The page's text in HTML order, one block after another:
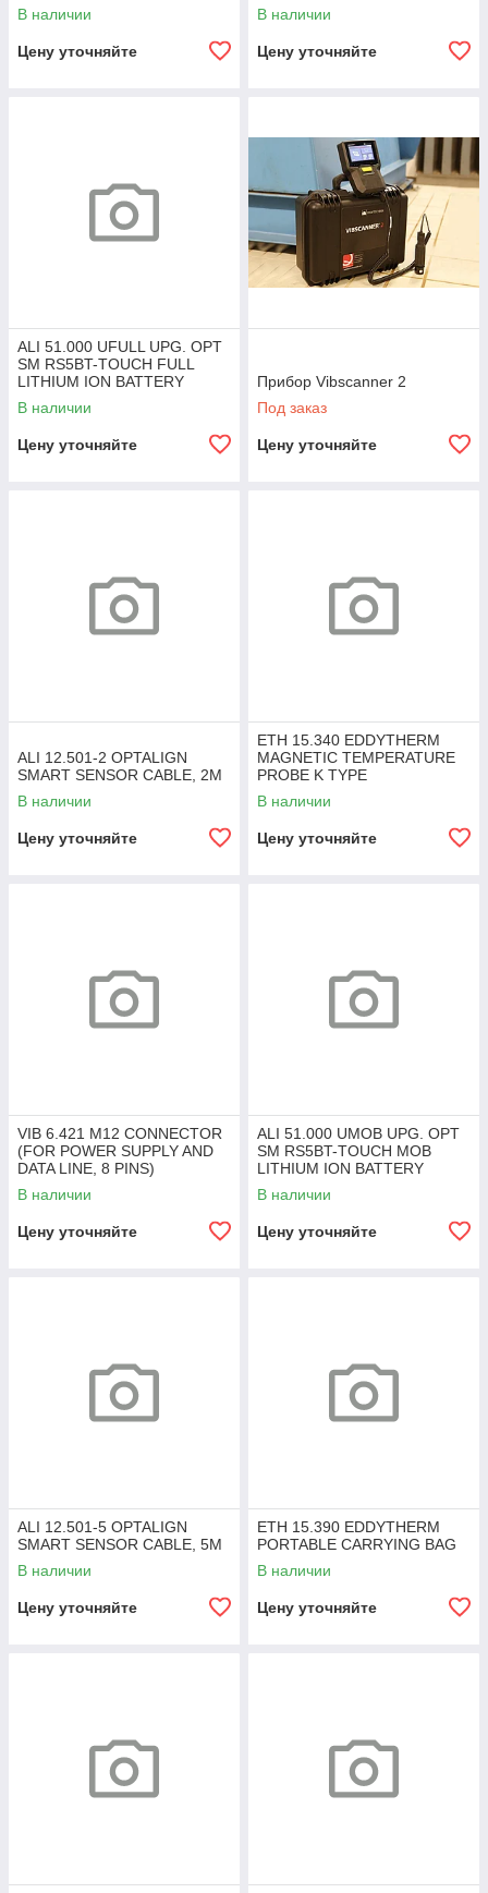
В наличии
Цену уточняйте
В наличии
Цену уточняйте
ALI 51.000 UFULL UPG. OPT
SM RS5BT-TOUCH FULL
LITHIUM ION BATTERY
<100WH INCL
В наличии
Цену уточняйте
Прибор Vibscanner 2
Под заказ
Цену уточняйте
ALI 12.501-2 OPTALIGN
SMART SENSOR CABLE, 2M
В наличии
Цену уточняйте
ETH 15.340 EDDYTHERM
MAGNETIC TEMPERATURE
PROBE K TYPE
В наличии
Цену уточняйте
VIB 6.421 M12 CONNECTOR
(FOR POWER SUPPLY AND
DATA LINE, 8 PINS)
В наличии
Цену уточняйте
ALI 51.000 UMOB UPG. OPT
SM RS5BT-TOUCH MOB
LITHIUM ION BATTERY
<100WH INCL
В наличии
Цену уточняйте
ALI 12.501-5 OPTALIGN
SMART SENSOR CABLE, 5M
В наличии
Цену уточняйте
ETH 15.390 EDDYTHERM
PORTABLE CARRYING BAG
В наличии
Цену уточняйте